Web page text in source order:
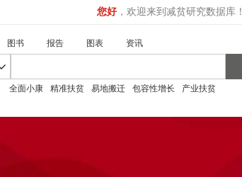
您好 ，欢迎来到减贫研究数据库！
图书 报告 图表 资讯
全面小康 精准扶贫 易地搬迁 包容性增长 产业扶贫